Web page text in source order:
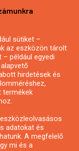
sütiket –
az eszközön tárolt
például egyedi
hirdetések és
termékek
adatokat és
A megfelelő
mi és a